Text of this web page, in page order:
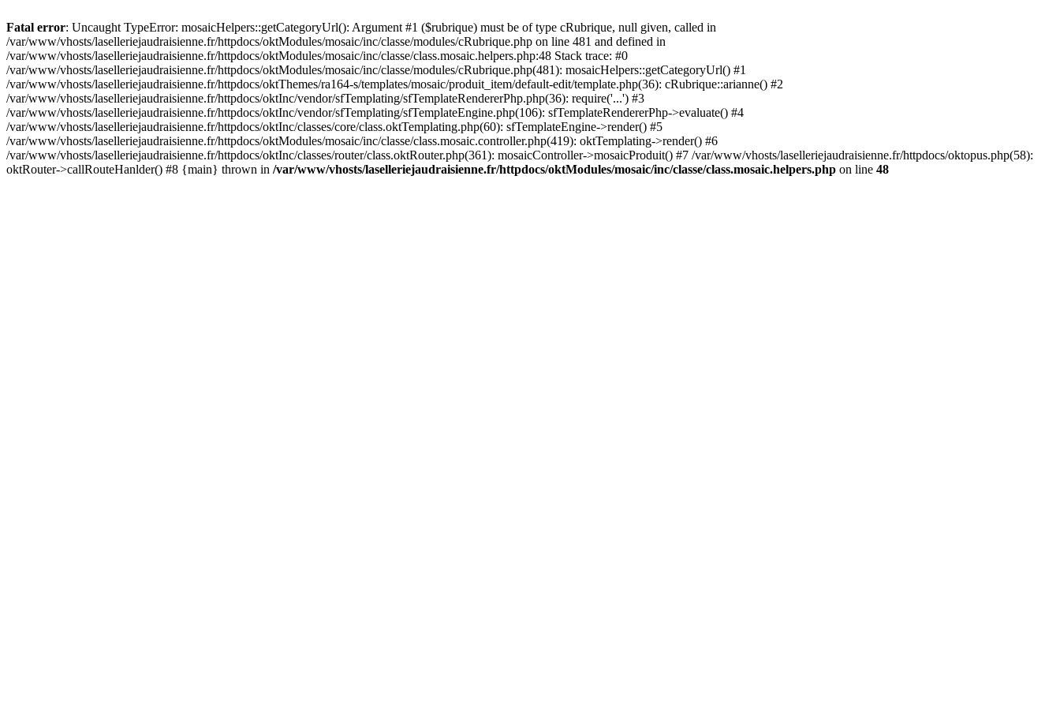
Fatal error: Uncaught TypeError: mosaicHelpers::getCategoryUrl(): Argument #1 ($rubrique) must be of type cRubrique, null given, called in
/var/www/vhosts/laselleriejaudraisienne.fr/httpdocs/oktModules/mosaic/inc/classe/modules/cRubrique.php on line 481 and defined in
/var/www/vhosts/laselleriejaudraisienne.fr/httpdocs/oktModules/mosaic/inc/classe/class.mosaic.helpers.php:48 Stack trace: #0
/var/www/vhosts/laselleriejaudraisienne.fr/httpdocs/oktModules/mosaic/inc/classe/modules/cRubrique.php(481): mosaicHelpers::getCategoryUrl() #1
/var/www/vhosts/laselleriejaudraisienne.fr/httpdocs/oktThemes/ra164-s/templates/mosaic/produit_item/default-edit/template.php(36): cRubrique::arianne() #2
/var/www/vhosts/laselleriejaudraisienne.fr/httpdocs/oktInc/vendor/sfTemplating/sfTemplateRendererPhp.php(36): require('...') #3
/var/www/vhosts/laselleriejaudraisienne.fr/httpdocs/oktInc/vendor/sfTemplating/sfTemplateEngine.php(106): sfTemplateRendererPhp->evaluate() #4
/var/www/vhosts/laselleriejaudraisienne.fr/httpdocs/oktInc/classes/core/class.oktTemplating.php(60): sfTemplateEngine->render() #5
/var/www/vhosts/laselleriejaudraisienne.fr/httpdocs/oktModules/mosaic/inc/classe/class.mosaic.controller.php(419): oktTemplating->render() #6
/var/www/vhosts/laselleriejaudraisienne.fr/httpdocs/oktInc/classes/router/class.oktRouter.php(361): mosaicController->mosaicProduit() #7 /var/www/vhosts/laselleriejaudraisienne.fr/httpdocs/oktopus.php(58):
oktRouter->callRouteHanlder() #8 {main} thrown in /var/www/vhosts/laselleriejaudraisienne.fr/httpdocs/oktModules/mosaic/inc/classe/class.mosaic.helpers.php on line 48